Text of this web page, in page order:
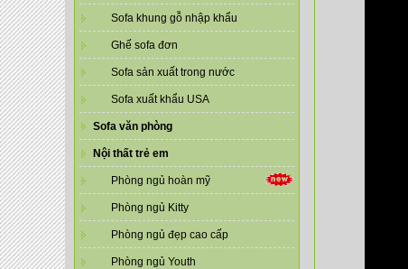
Sofa khung gỗ nhập khẩu
Ghế sofa đơn
Sofa sản xuất trong nước
Sofa xuất khẩu USA
Sofa văn phòng
Nội thất trẻ em
Phòng ngủ hoàn mỹ
Phòng ngủ Kitty
Phòng ngủ đẹp cao cấp
Phòng ngủ Youth